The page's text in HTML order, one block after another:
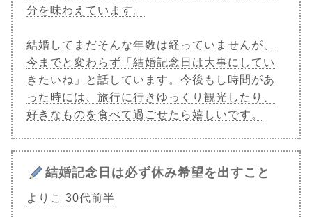
分を味わえています。
結婚してまだそんな年数は経っていませんが、
今までと変わらず「結婚記念日は大事にしてい
きたいね」と話しています。今後もし時間があ
った時には、旅行に行きゆっくり観光したり、
好きなものを食べて過ごせたら嬉しいです。
結婚記念日は必ず休み希望を出すこと
よりこ 30代前半